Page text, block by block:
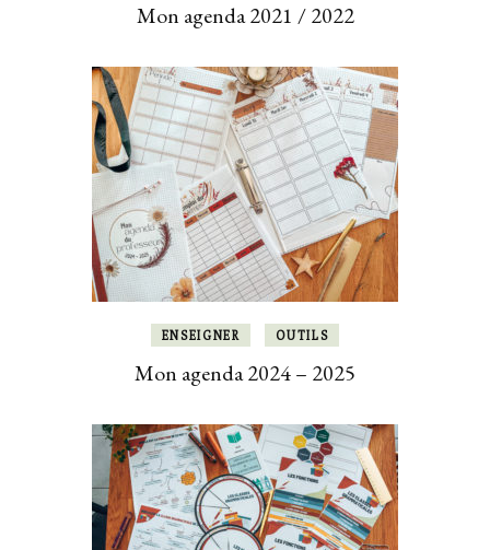
Mon agenda 2021 / 2022
ENSEIGNER OUTILS
Mon agenda 2024 – 2025